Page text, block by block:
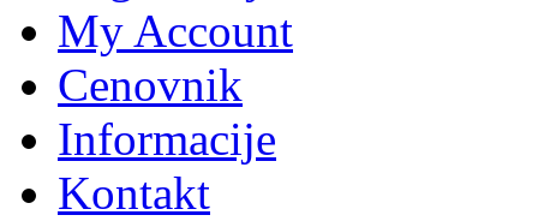
My Account
Cenovnik
Informacije
Kontakt